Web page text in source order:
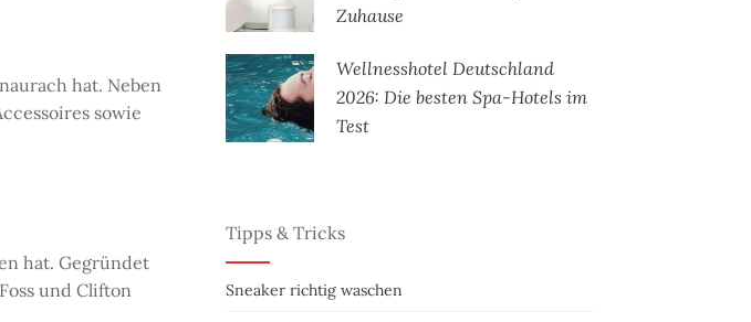
hat. Neben
sowie
hat. Gegründet
und Clifton
Zuhause
Wellnesshotel Deutschland
2026: Die besten Spa-Hotels im
Test
Tipps & Tricks
Sneaker richtig waschen